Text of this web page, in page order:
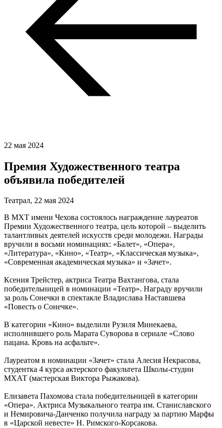
22 мая 2024
Премия Художественного театра
объявила победителей
Театрал, 22 мая 2024
В МХТ имени Чехова состоялось награждение лауреатов
Премии Художественного театра, цель которой – выделить
талантливых деятелей искусств среди молодежи. Награды
вручили в восьми номинациях: «Балет», «Опера»,
«Литература», «Кино», «Театр», «Классическая музыка»,
«Современная академическая музыка» и «Зачет».
Ксения Трейстер, актриса Театра Вахтангова, стала
победительницей в номинации «Театр». Награду вручили
за роль Сонечки в спектакле Владислава Наставшева
«Повесть о Сонечке».
В категории «Кино» выделили Рузиля Минекаева,
исполнившего роль Марата Суворова в сериале «Слово
пацана. Кровь на асфальте».
Лауреатом в номинации «Зачет» стала Алесия Некрасова,
студентка 4 курса актерского факультета Школы-студии
МХАТ (мастерская Виктора Рыжакова).
Елизавета Пахомова стала победительницей в категории
«Опера». Актриса Музыкального театра им. Станиславского
и Немировича-Данченко получила награду за партию Марфы
в «Царской невесте» Н. Римского-Корсакова.